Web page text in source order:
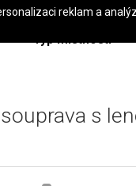
Typ místnosti
s
reklam a